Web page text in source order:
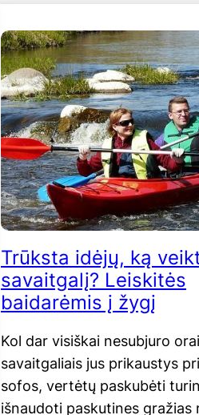
Trūksta idėjų, ką
savaitgalį? Leiskitės
baidarėmis į žygį
Kol dar visiškai nesubjuro
savaitgaliais jus prikaustys
sofos, vertėtų paskubėti
išnaudoti paskutines gražias